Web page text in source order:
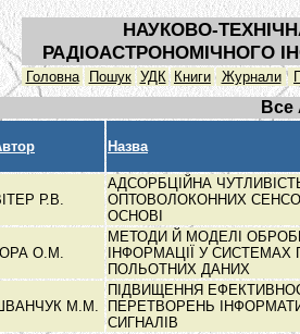
НАУКОВО-
РАДІОАСТРОНОМІЧНОГО
Головна Пошук УДК Книги Журнали
Все
Назва
Р.В.
АДСОРБЦІЙНА
ОПТОВОЛОКОННИХ
ОСНОВІ
О.М.
МЕТОДИ Й МОДЕЛІ
ІНФОРМАЦІЇ У СИСТЕМАХ
ПОЛЬОТНИХ ДАНИХ
М.М.
ПІДВИЩЕННЯ
ПЕРЕТВОРЕНЬ
СИГНАЛІВ